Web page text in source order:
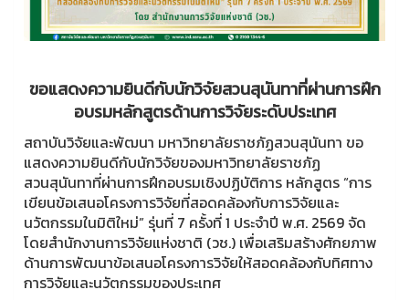
ขอแสดงความยินดีกับนักวิจัยสวนสุนันทาที่ผ่านการฝึก
อบรมหลักสูตรด้านการวิจัยระดับประเทศ
สถาบันวิจัยและพัฒนา มหาวิทยาลัยราชภัฏสวนสุนันทา ขอ
แสดงความยินดีกับนักวิจัยของมหาวิทยาลัยราชภัฏ
สวนสุนันทาที่ผ่านการฝึกอบรมเชิงปฏิบัติการ หลักสูตร “การ
เขียนข้อเสนอโครงการวิจัยที่สอดคล้องกับการวิจัยและ
นวัตกรรมในมิติใหม่” รุ่นที่ 7 ครั้งที่ 1 ประจำปี พ.ศ. 2569 จัด
โดยสำนักงานการวิจัยแห่งชาติ (วช.) เพื่อเสริมสร้างศักยภาพ
ด้านการพัฒนาข้อเสนอโครงการวิจัยให้สอดคล้องกับทิศทาง
การวิจัยและนวัตกรรมของประเทศ